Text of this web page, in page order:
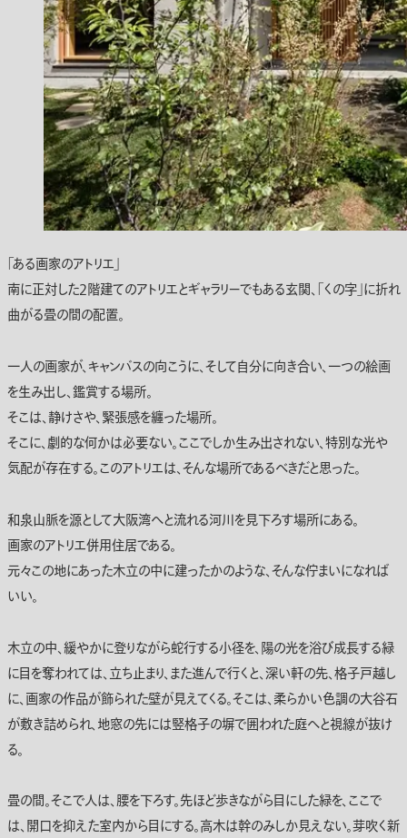
「ある画家のアトリエ」
南に正対した2階建てのアトリエとギャラリーでもある玄関、「くの字」に折れ
曲がる畳の間の配置。
一人の画家が、キャンバスの向こうに、そして自分に向き合い、一つの絵画
を生み出し、鑑賞する場所。
そこは、静けさや、緊張感を纏った場所。
そこに、劇的な何かは必要ない。ここでしか生み出されない、特別な光や
気配が存在する。このアトリエは、そんな場所であるべきだと思った。
和泉山脈を源として大阪湾へと流れる河川を見下ろす場所にある。
画家のアトリエ併用住居である。
元々この地にあった木立の中に建ったかのような、そんな佇まいになれば
いい。
木立の中、緩やかに登りながら蛇行する小径を、陽の光を浴び成長する緑
に目を奪われては、立ち止まり、また進んで行くと、深い軒の先、格子戸越し
に、画家の作品が飾られた壁が見えてくる。そこは、柔らかい色調の大谷石
が敷き詰められ、地窓の先には竪格子の塀で囲われた庭へと視線が抜け
る。
畳の間。そこで人は、腰を下ろす。先ほど歩きながら目にした緑を、ここで
は、開口を抑えた室内から目にする。高木は幹のみしか見えない。芽吹く新